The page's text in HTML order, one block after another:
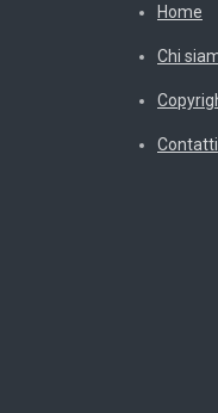
Home
Chi
Contatti